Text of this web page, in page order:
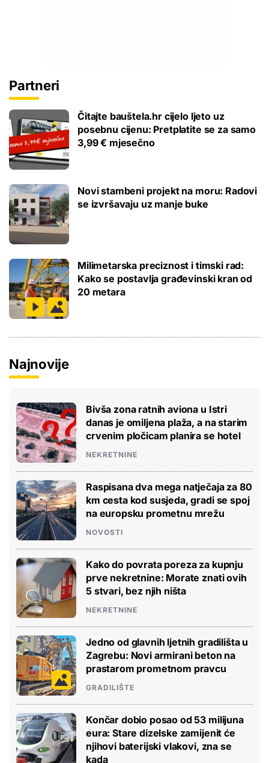
Partneri
Čitajte bauštela.hr cijelo ljeto uz
posebnu cijenu: Pretplatite se za samo
3,99 € mjesečno
Novi stambeni projekt na moru: Radovi
se izvršavaju uz manje buke
Milimetarska preciznost i timski rad:
Kako se postavlja građevinski kran od
20 metara
Najnovije
Bivša zona ratnih aviona u Istri
danas je omiljena plaža, a na starim
crvenim pločicam planira se hotel
NEKRETNINE
Raspisana dva mega natječaja za 80
km cesta kod susjeda, gradi se spoj
na europsku prometnu mrežu
NOVOSTI
Kako do povrata poreza za kupnju
prve nekretnine: Morate znati ovih
5 stvari, bez njih ništa
NEKRETNINE
Jedno od glavnih ljetnih gradilišta u
Zagrebu: Novi armirani beton na
prastarom prometnom pravcu
GRADILIŠTE
Končar dobio posao od 53 milijuna
eura: Stare dizelske zamijenit će
njihovi baterijski vlakovi, zna se
kada